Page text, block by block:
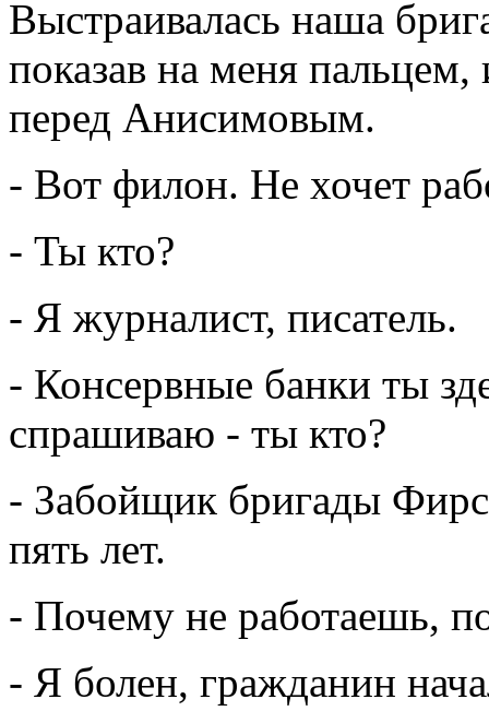
Выстраивалась наша
показав на меня пальцем,
перед Анисимовым.
- Вот филон. Не хочет
- Ты кто?
- Я журналист, писатель.
- Консервные банки ты
спрашиваю - ты кто?
- Забойщик бригады
пять лет.
- Почему не работаешь,
- Я болен, гражданин